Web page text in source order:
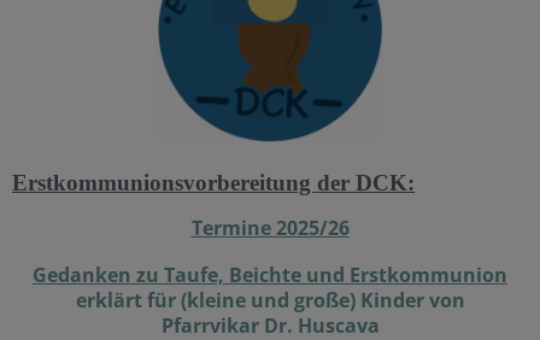
Erstkommunionsvorbereitung der DCK:
Termine 2025/26
Gedanken zu Taufe, Beichte und Erstkommunion
erklärt für (kleine und große) Kinder von
Pfarrvikar Dr. Huscava